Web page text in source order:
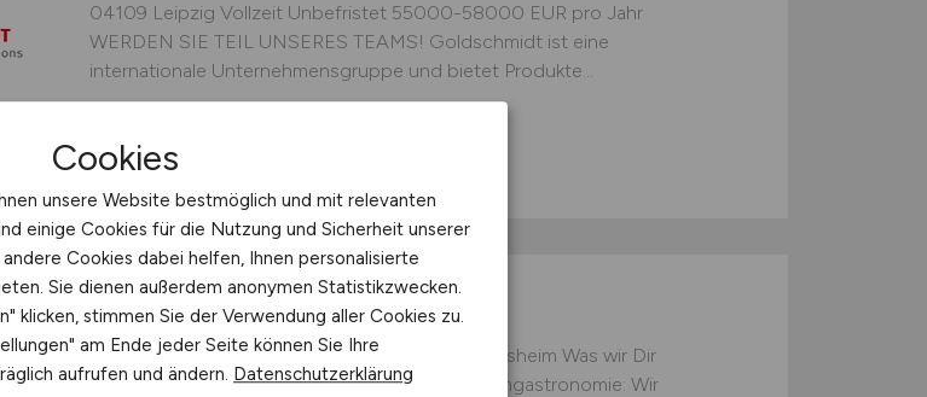
04109 Leipzig Vollzeit Unbefristet 55000-58000 EUR pro Jahr
WERDEN SIE TEIL UNSERES TEAMS! Goldschmidt ist eine
internationale Unternehmensgruppe und bietet Produkte...
heute
Koch(w/m/d)
Koch (w/m/d) Befristet, Voll- oder Teilzeit · Hildesheim Was wir Dir
bieten: einen sicheren Arbeitsplatz in der Systemgastronomie: Wir
Cookies
unsere Website bestmöglich und mit relevanten
einige Cookies für die Nutzung und Sicherheit unserer
Cookies dabei helfen, Ihnen personalisierte
Sie dienen außerdem anonymen Statistikzwecken.
klicken, stimmen Sie der Verwendung aller Cookies zu.
am Ende jeder Seite können Sie Ihre
aufrufen und ändern. Datenschutzerklärung